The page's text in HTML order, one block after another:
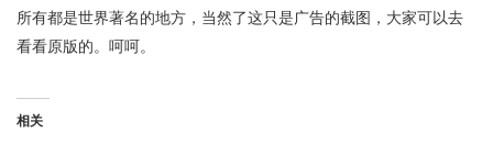
所有都是世界著名的地方，当然了这只是广告的截图，大家可以去
看看原版的。呵呵。
相关